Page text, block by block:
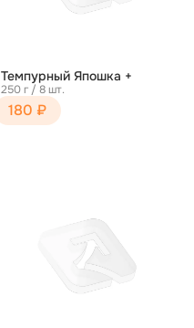
Темпурный Япошка +
250 г / 8 шт.
180 ₽